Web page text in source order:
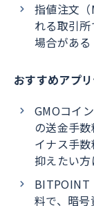
指値注文
れる取引
場合がある
おすすめアプ
GMOコイ
の送金手
イナス手
抑えたい方
BITPOINT
料で、暗